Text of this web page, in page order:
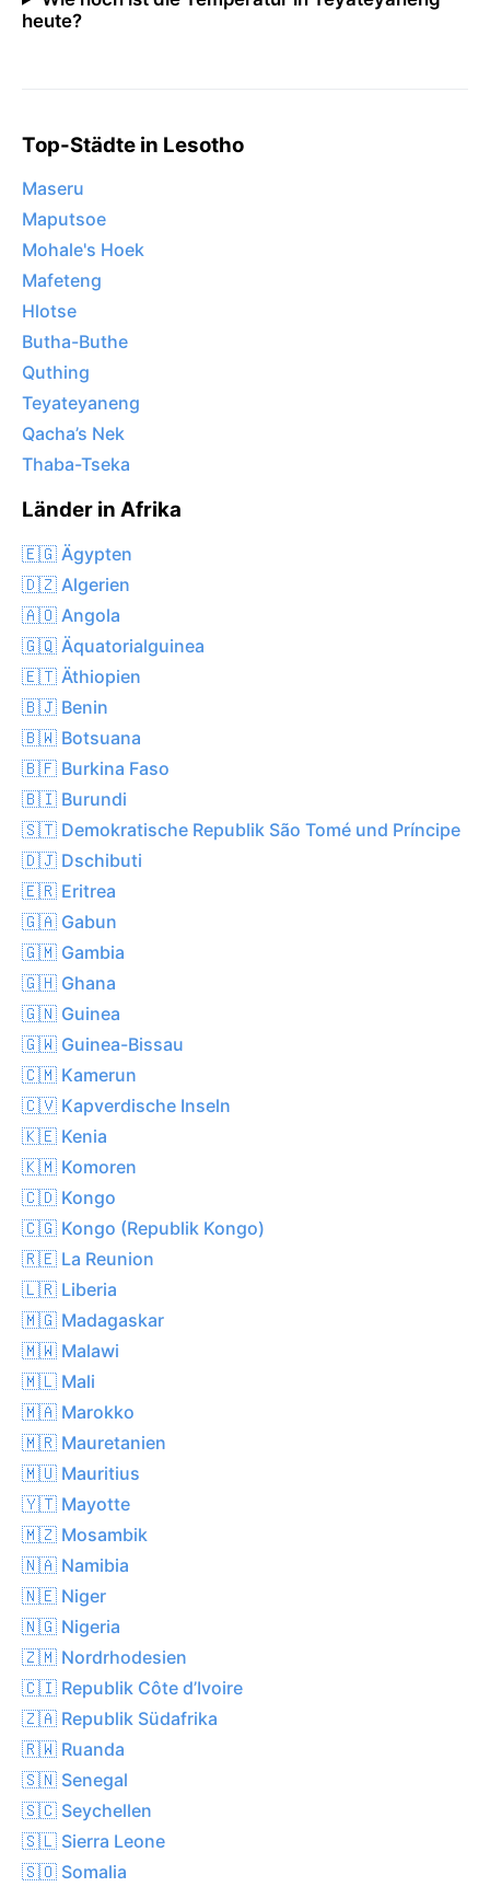
heute?
Top-Städte in Lesotho
Maseru
Maputsoe
Mohale's Hoek
Mafeteng
Hlotse
Butha-Buthe
Quthing
Teyateyaneng
Qacha’s Nek
Thaba-Tseka
Länder in Afrika
🇪🇬 Ägypten
🇩🇿 Algerien
🇦🇴 Angola
🇬🇶 Äquatorialguinea
🇪🇹 Äthiopien
🇧🇯 Benin
🇧🇼 Botsuana
🇧🇫 Burkina Faso
🇧🇮 Burundi
🇸🇹 Demokratische Republik São Tomé und Príncipe
🇩🇯 Dschibuti
🇪🇷 Eritrea
🇬🇦 Gabun
🇬🇲 Gambia
🇬🇭 Ghana
🇬🇳 Guinea
🇬🇼 Guinea-Bissau
🇨🇲 Kamerun
🇨🇻 Kapverdische Inseln
🇰🇪 Kenia
🇰🇲 Komoren
🇨🇩 Kongo
🇨🇬 Kongo (Republik Kongo)
🇷🇪 La Reunion
🇱🇷 Liberia
🇲🇬 Madagaskar
🇲🇼 Malawi
🇲🇱 Mali
🇲🇦 Marokko
🇲🇷 Mauretanien
🇲🇺 Mauritius
🇾🇹 Mayotte
🇲🇿 Mosambik
🇳🇦 Namibia
🇳🇪 Niger
🇳🇬 Nigeria
🇿🇲 Nordrhodesien
🇨🇮 Republik Côte d’Ivoire
🇿🇦 Republik Südafrika
🇷🇼 Ruanda
🇸🇳 Senegal
🇸🇨 Seychellen
🇸🇱 Sierra Leone
🇸🇴 Somalia